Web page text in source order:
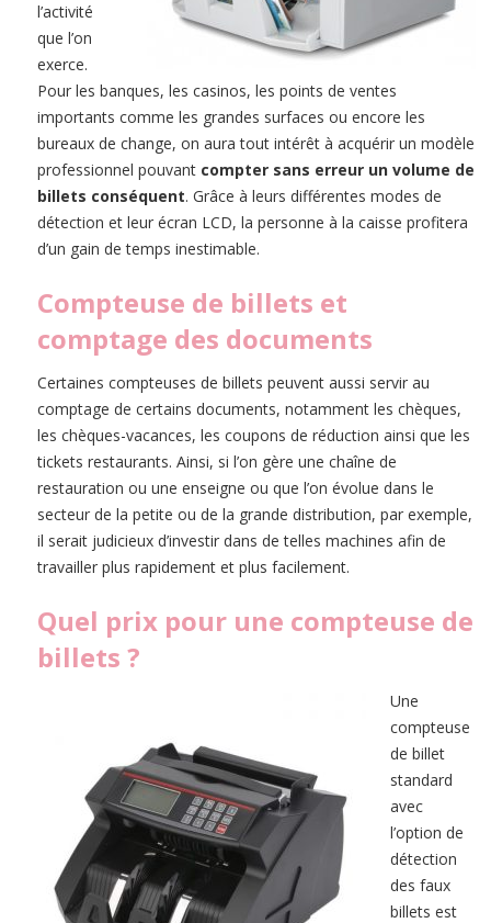
l’activité
que l’on
exerce.
Pour les banques, les casinos, les points de ventes
importants comme les grandes surfaces ou encore les
bureaux de change, on aura tout intérêt à acquérir un modèle
professionnel pouvant compter sans erreur un volume de
billets conséquent. Grâce à leurs différentes modes de
détection et leur écran LCD, la personne à la caisse profitera
d’un gain de temps inestimable.
Compteuse de billets et
comptage des documents
Certaines compteuses de billets peuvent aussi servir au
comptage de certains documents, notamment les chèques,
les chèques-vacances, les coupons de réduction ainsi que les
tickets restaurants. Ainsi, si l’on gère une chaîne de
restauration ou une enseigne ou que l’on évolue dans le
secteur de la petite ou de la grande distribution, par exemple,
il serait judicieux d’investir dans de telles machines afin de
travailler plus rapidement et plus facilement.
Quel prix pour une compteuse de
billets ?
Une
compteuse
de billet
standard
avec
l’option de
détection
des faux
billets est